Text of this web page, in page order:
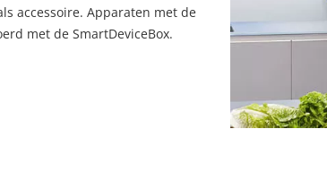
accessoire. Apparaten met de
met de SmartDeviceBox.